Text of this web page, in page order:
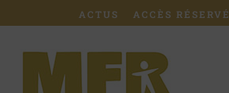
ACTUS ACCÈS RÉSERVÉ